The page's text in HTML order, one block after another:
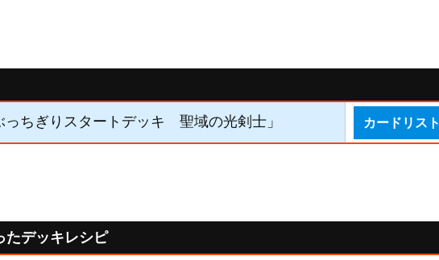
っちぎりスタートデッキ 聖域の光剣士」 カードリスト
たデッキレシピ